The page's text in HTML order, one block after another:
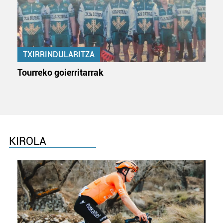
TXIRRINDULARITZA
Tourreko goierritarrak
KIROLA